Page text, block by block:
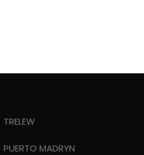
TRELEW
PUERTO MADRYN